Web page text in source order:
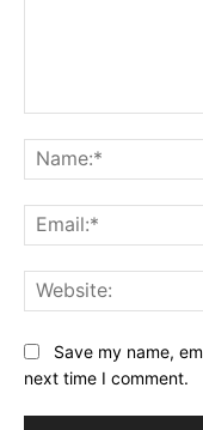
Save my name,
next time I comment.